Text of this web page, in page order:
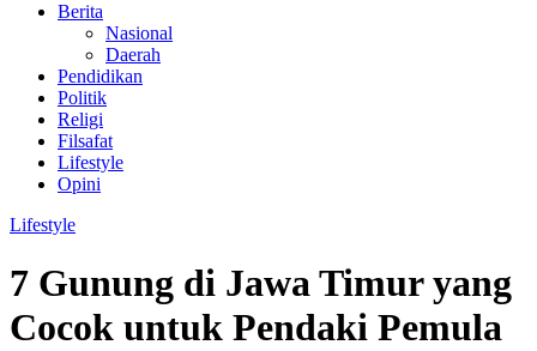
Berita
Nasional
Daerah
Pendidikan
Politik
Religi
Filsafat
Lifestyle
Opini
Lifestyle
7 Gunung di Jawa Timur yang
Cocok untuk Pendaki Pemula